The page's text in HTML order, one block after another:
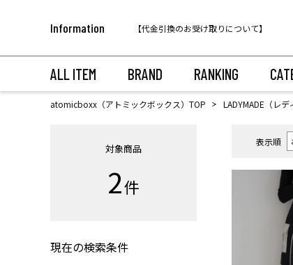
Information
【代金引換のお受け取りについて】
ALL ITEM BRAND RANKING
atomicboxx（アトミックボックス）TOP LADYMADE（レデ
表示順
対象商品
2件
現在の検索条件